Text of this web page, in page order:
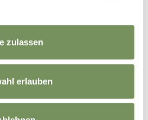
zulassen
erlauben